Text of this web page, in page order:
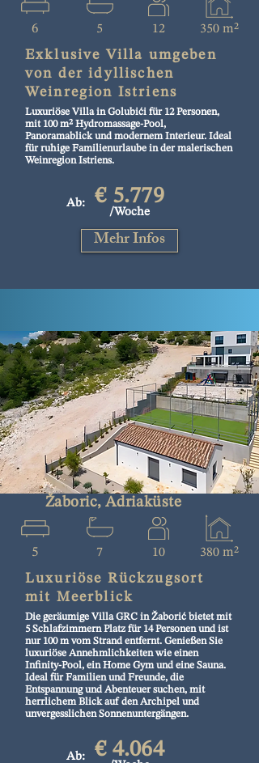
6 5 12 350 m²
Exklusive Villa umgeben
von der idyllischen
Weinregion Istriens
Luxuriöse Villa in Golubići für 12 Personen,
mit 100 m² Hydromassage-Pool,
Panoramablick und modernem Interieur. Ideal
für ruhige Familienurlaube in der malerischen
Weinregion Istriens.
Ab: € 5.779
/Woche
Mehr Infos
Žaboric, Adriaküste
5 7 10 380 m²
Luxuriöse Rückzugsort
mit Meerblick
Die geräumige Villa GRC in Žaborić bietet mit
5 Schlafzimmern Platz für 14 Personen und ist
nur 100 m vom Strand entfernt. Genießen Sie
luxuriöse Annehmlichkeiten wie einen
Infinity-Pool, ein Home Gym und eine Sauna.
Ideal für Familien und Freunde, die
Entspannung und Abenteuer suchen, mit
herrlichem Blick auf den Archipel und
unvergesslichen Sonnenuntergängen.
Ab: € 4.064